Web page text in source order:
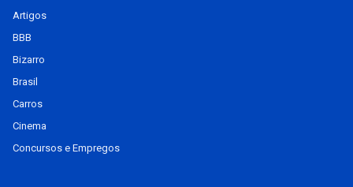
Artigos
BBB
Bizarro
Brasil
Carros
Cinema
Concursos e Empregos